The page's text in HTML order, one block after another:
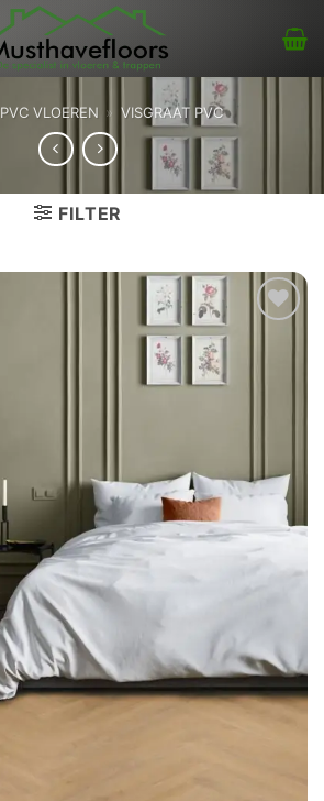
PVC VLOEREN » VISGRAAT PVC
FILTER
Toevoegen
verlanglijst